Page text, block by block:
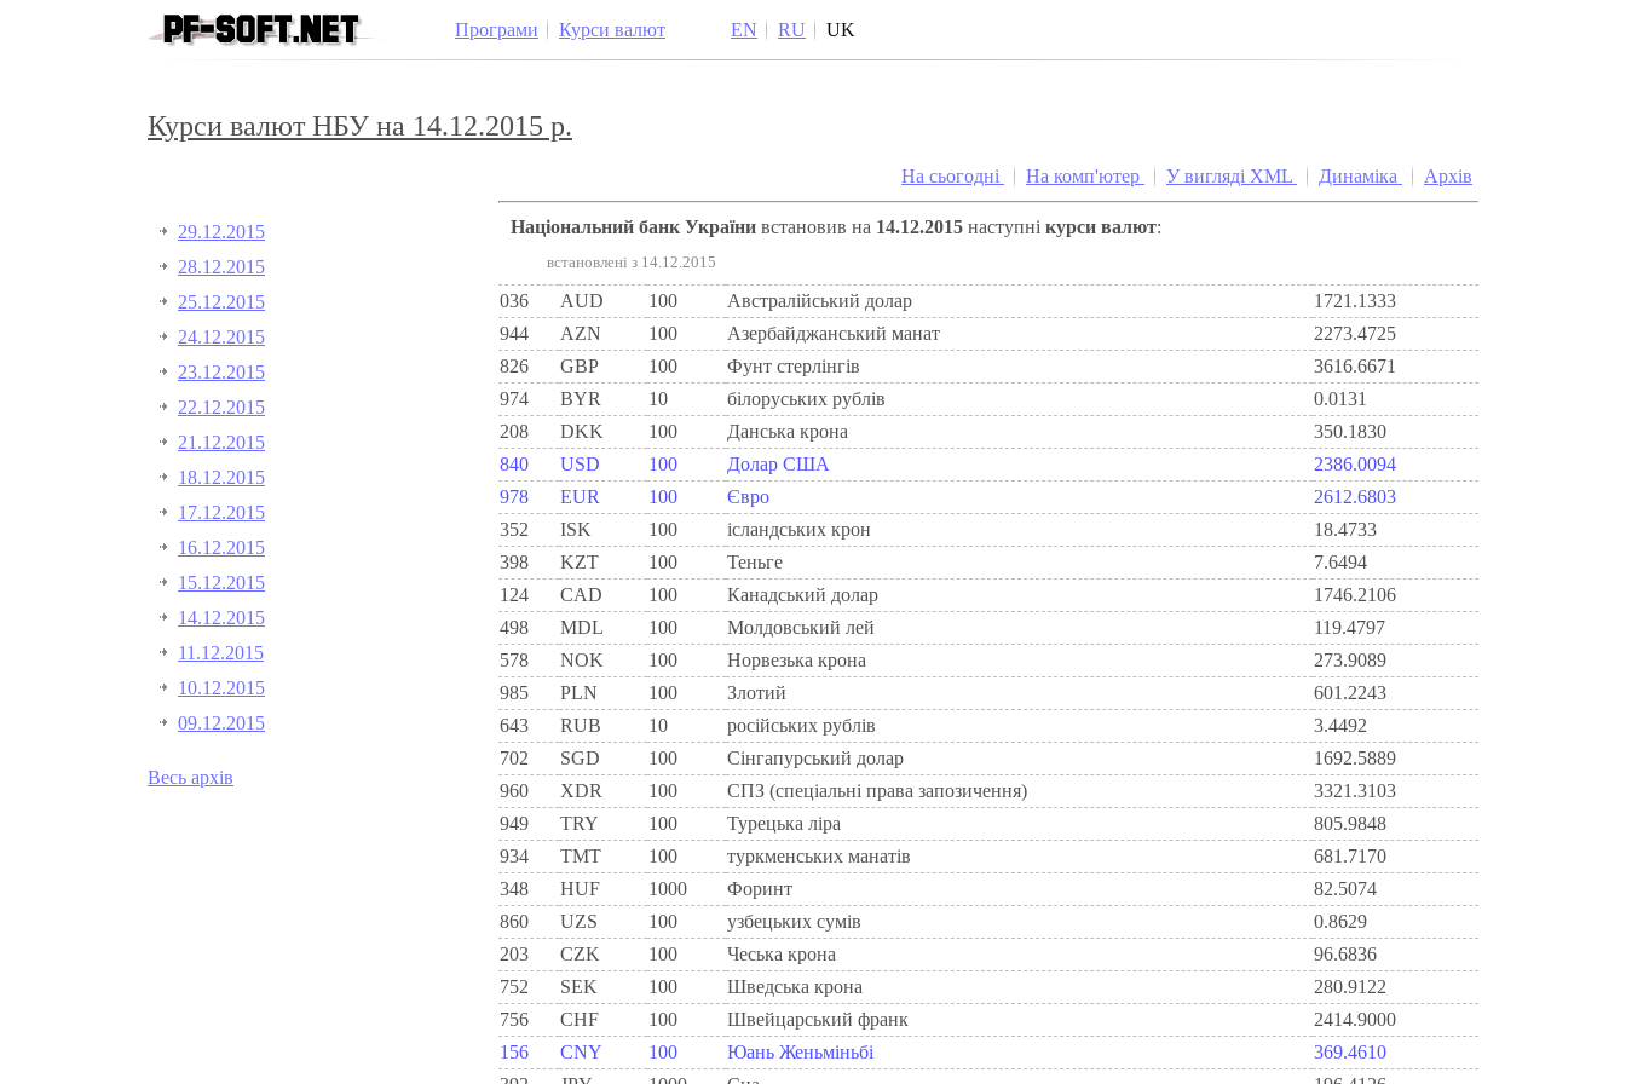
Програми Курси валют EN RU UK
Курси валют НБУ на 14.12.2015 р.
29.12.2015
28.12.2015
25.12.2015
24.12.2015
23.12.2015
22.12.2015
21.12.2015
18.12.2015
17.12.2015
16.12.2015
15.12.2015
14.12.2015
11.12.2015
10.12.2015
09.12.2015
Весь архів
На сьогодні На комп'ютер У вигляді XML Динаміка Архів
Національний банк України встановив на 14.12.2015 наступні курси валют:
встановлені з 14.12.2015
036 AUD 100 Австралійський долар
1721.1333
944
AZN 100 Азербайджанський манат
2273.4725
826
GBP 100 Фунт стерлінгів
3616.6671
974
BYR 10 білоруських рублів
0.0131
208
DKK 100 Данська крона
350.1830
840
USD 100 Долар США
2386.0094
978
EUR 100 Євро
2612.6803
352
ISK 100 ісландських крон
18.4733
398
KZT 100 Теньге
7.6494
124
CAD 100 Канадський долар
1746.2106
498
MDL 100 Молдовський лей
119.4797
578
NOK 100 Норвезька крона
273.9089
985
PLN 100 Злотий
601.2243
643
RUB 10 російських рублів
3.4492
702
SGD 100 Сінгапурський долар
1692.5889
960
XDR 100 СПЗ (спеціальні права запозичення)
3321.3103
949
TRY 100 Турецька ліра
805.9848
934
TMT 100 туркменських манатів
681.7170
348
HUF 1000 Форинт
82.5074
860
UZS 100 узбецьких сумів
0.8629
203
CZK 100 Чеська крона
96.6836
752
SEK 100 Шведська крона
280.9122
756
CHF 100 Швейцарський франк
2414.9000
156
CNY 100 Юань Женьміньбі
369.4610